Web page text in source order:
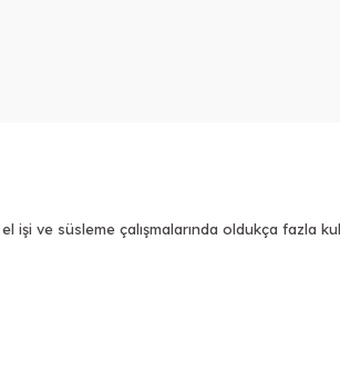
işi ve süsleme çalışmalarında oldukça fazla